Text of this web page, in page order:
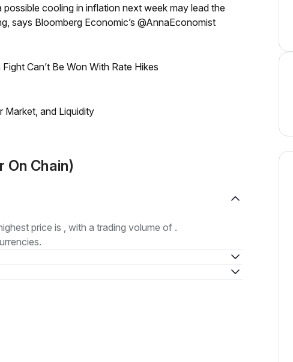
cooling in inflation next week may lead the
says Bloomberg Economic’s @AnnaEconomist
Can’t Be Won With Rate Hikes
Market, and Liquidity
On Chain)
price is , with a trading volume of .